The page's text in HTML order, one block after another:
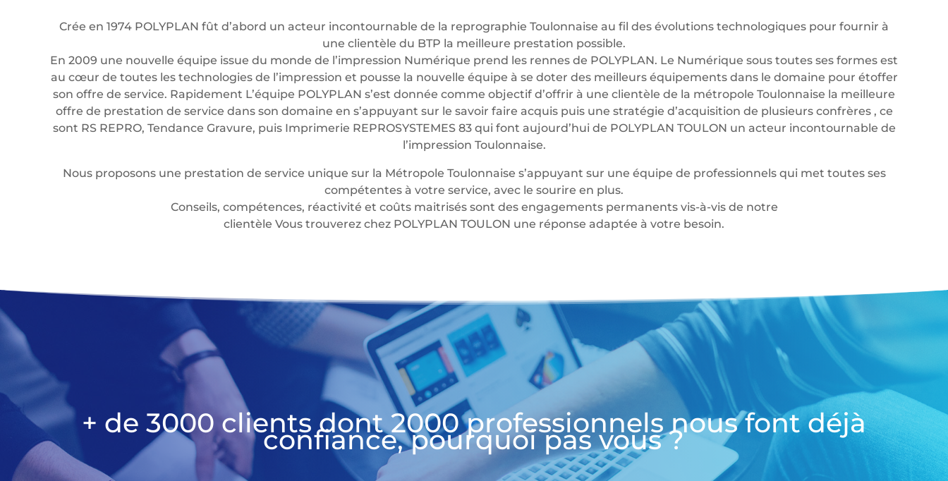
Crée en 1974 POLYPLAN fût d’abord un acteur incontournable de la reprographie Toulonnaise au fil des évolutions technologiques pour fournir à
une clientèle du BTP la meilleure prestation possible.
En 2009 une nouvelle équipe issue du monde de l’impression Numérique prend les rennes de POLYPLAN. Le Numérique sous toutes ses formes est
au cœur de toutes les technologies de l’impression et pousse la nouvelle équipe à se doter des meilleurs équipements dans le domaine pour étoffer
son offre de service. Rapidement L’équipe POLYPLAN s’est donnée comme objectif d’offrir à une clientèle de la métropole Toulonnaise la meilleure
offre de prestation de service dans son domaine en s’appuyant sur le savoir faire acquis puis une stratégie d’acquisition de plusieurs confrères , ce
sont RS REPRO, Tendance Gravure, puis Imprimerie REPROSYSTEMES 83 qui font aujourd’hui de POLYPLAN TOULON un acteur incontournable de
l’impression Toulonnaise.
Nous proposons une prestation de service unique sur la Métropole Toulonnaise s’appuyant sur une équipe de professionnels qui met toutes ses
compétentes à votre service, avec le sourire en plus.
Conseils, compétences, réactivité et coûts maitrisés sont des engagements permanents vis-à-vis de notre
clientèle Vous trouverez chez POLYPLAN TOULON une réponse adaptée à votre besoin.
+ de 3000 clients dont 2000 professionnels nous font déjà
confiance, pourquoi pas vous ?